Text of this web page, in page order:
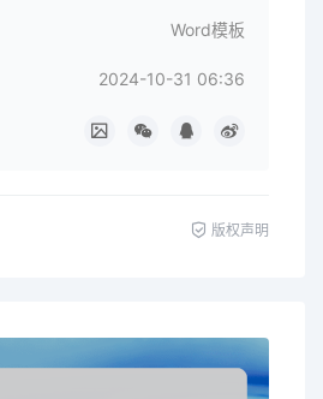
Word模板
2024-10-31 06:36
版权声明